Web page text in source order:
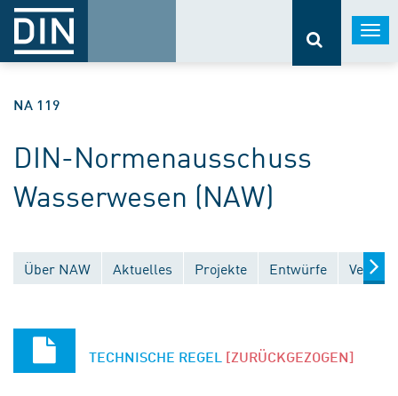
NA 119
DIN-Normenausschuss
Wasserwesen (NAW)
Über NAW Aktuelles Projekte Entwürfe
TECHNISCHE REGEL [ZURÜCKGEZOGEN]